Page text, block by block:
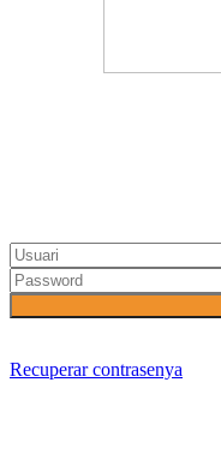
Recuperar contrasenya